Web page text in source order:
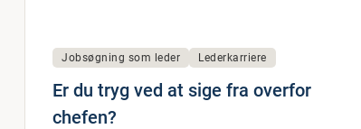
Jobsøgning som leder Lederkarriere
Er du tryg ved at sige fra overfor
chefen?